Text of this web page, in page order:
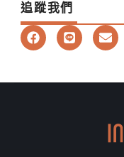
追蹤我們
F
a
b
L
i
E
n
l